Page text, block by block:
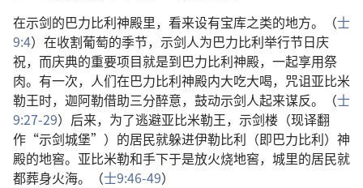
在示剑的巴力比利神殿里，看来设有宝库之类的地方。（士
9:4）在收割葡萄的季节，示剑人为巴力比利举行节日庆
祝，而庆典的重要项目就是到巴力比利神殿，一起享用祭
肉。有一次，人们在巴力比利神殿内大吃大喝，咒诅亚比米
勒王时，迦阿勒借助三分醉意，鼓动示剑人起来谋反。（士
9:27-29）后来，为了逃避亚比米勒王，示剑楼（现译翻
作“示剑城堡”）的居民就躲进伊勒比利（即巴力比利）神
殿的地窖。亚比米勒和手下于是放火烧地窖，城里的居民就
都葬身火海。（士9:46-49）